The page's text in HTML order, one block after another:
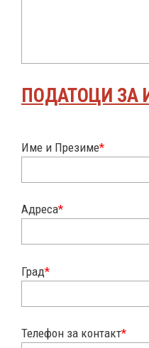
ПОДАТОЦИ ЗА
Име и Презиме*
Адреса*
Град*
Телефон за контакт*